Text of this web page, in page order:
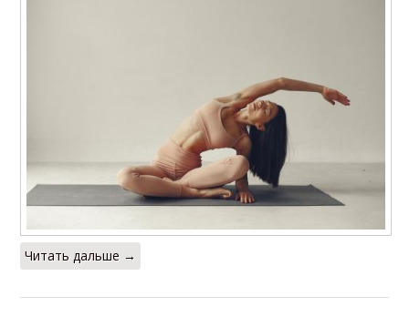
Читать дальше →